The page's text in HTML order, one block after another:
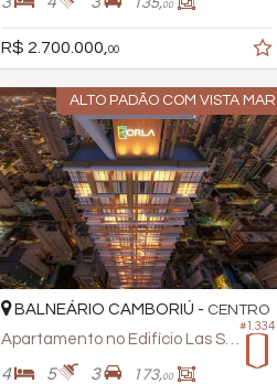
00
R$ 2.700.000, 00
ALTO PADÃO COM VISTA MAR
#1.334
BALNEÁRIO CAMBORIÚ - CENTRO
Apartamento no Edifício Las Salinas
4 5 3 173,00